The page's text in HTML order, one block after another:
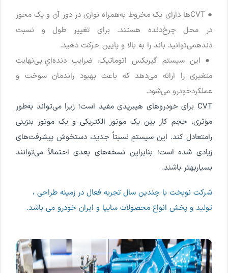
●
CVTها دارای یک مخروط بههمراه نواری در دور آن و یک محور
در
محل چرخدنده هستند. برای تغییر طول و
نسبت
دندهمیتوانید باند را به بالا و پایین حرکت دهید.
● این سیستم گیربکس اتوماتیک،ضرایب دندهای بینهایت
متغیری را ارائه میدهد که باعث بهبود راندمان سوخت و
عملکردخودرو میشود.
CVT برای خودروهای هیبریدی مفید است؛ زیرا میتواند بهطور
مؤثری، حجم کار بین یک موتور الکتریکی و یک موتور بنزینی
رامتعادل کند. این سیستمِ نسبتا جدید،دستخوش پیشرفتهای
زیادی شده است؛ بنابراین نسخههای بعدی احتمالا میتوانند
بسیاربهتر باشند.
شرکت نوبخت با چندین سال تجربه فعال در زمینه طراحی ،
تولید و پخش انواع محصولات سایپا و ایران خودرو می باشد.